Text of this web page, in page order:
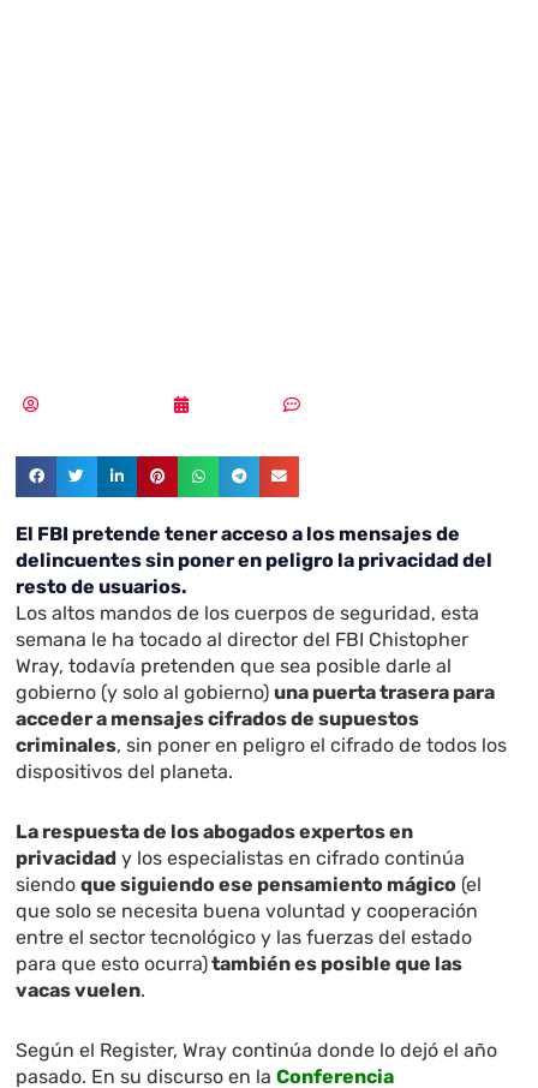
El FBI pretende tener acceso a los mensajes de
delincuentes sin poner en peligro la privacidad del
resto de usuarios.
Los altos mandos de los cuerpos de seguridad, esta
semana le ha tocado al director del FBI Chistopher
Wray, todavía pretenden que sea posible darle al
gobierno (y solo al gobierno)una puerta trasera para
acceder a mensajes cifrados de supuestos
criminales, sin poner en peligro el cifrado de todos los
dispositivos del planeta.
La respuesta de los abogados expertos en
privacidad y los especialistas en cifrado continúa
siendoque siguiendo ese pensamiento mágico (el
que solo se necesita buena voluntad y cooperación
entre el sector tecnológico y las fuerzas del estado
para que esto ocurra)también es posible que las
vacas vuelen.
Según el Register, Wray continúa donde lo dejó el año
pasado. En su discurso en laConferencia